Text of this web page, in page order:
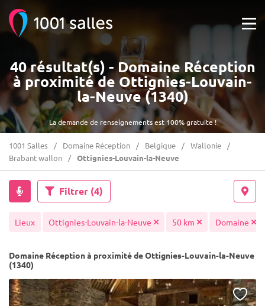
La demande de renseignements est 100% gratuite !
40 résultat(s) - Domaine Réception
à proximité de Ottignies-Louvain-
la-Neuve (1340)
1001 Salles Domaine Réception Belgique
Wallonie
Brabant wallon
Ottignies-Louvain-la-Neuve
Filtrer (4)
Lieux Ottignies-Louvain-la-Neuve 50 km Domaine
Domaine Réception à proximité de Ottignies-Louvain-la-Neuve
(1340)